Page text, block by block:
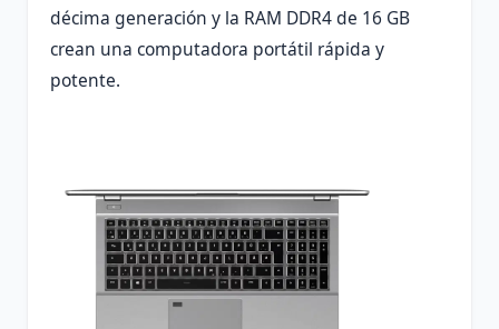
décima generación y la RAM DDR4 de 16 GB
crean una computadora portátil rápida y
potente.